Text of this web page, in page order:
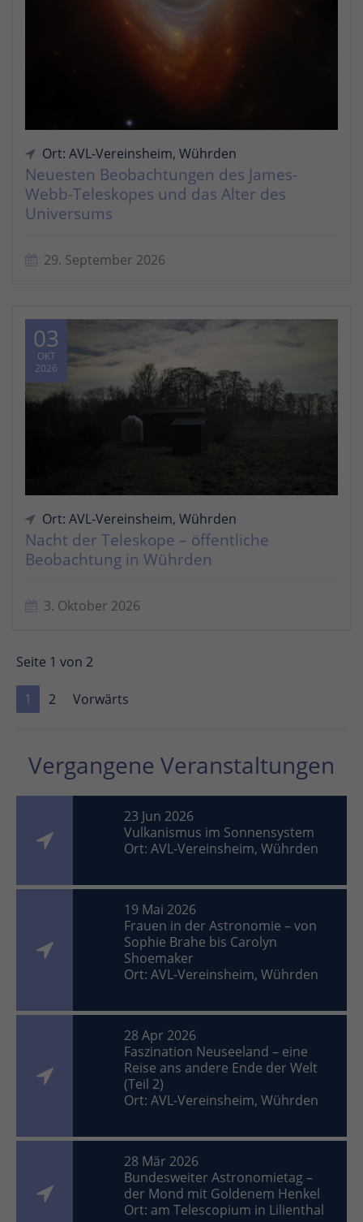
Ort: AVL-Vereinsheim, Wührden
Neuesten Beobachtungen des James-
Webb-Teleskopes und das Alter des
Universums
29. September 2026
03
OKT
2026
Ort: AVL-Vereinsheim, Wührden
Nacht der Teleskope – öffentliche
Beobachtung in Wührden
3. Oktober 2026
Seite 1 von 2
1 2 Vorwärts
Vergangene Veranstaltungen
23 Jun 2026
Vulkanismus im Sonnensystem
Ort: AVL-Vereinsheim, Wührden
19 Mai 2026
Frauen in der Astronomie – von
Sophie Brahe bis Carolyn
Shoemaker
Ort: AVL-Vereinsheim, Wührden
28 Apr 2026
Faszination Neuseeland – eine
Reise ans andere Ende der Welt
(Teil 2)
Ort: AVL-Vereinsheim, Wührden
28 Mär 2026
Bundesweiter Astronomietag –
der Mond mit Goldenem Henkel
Ort: am Telescopium in Lilienthal